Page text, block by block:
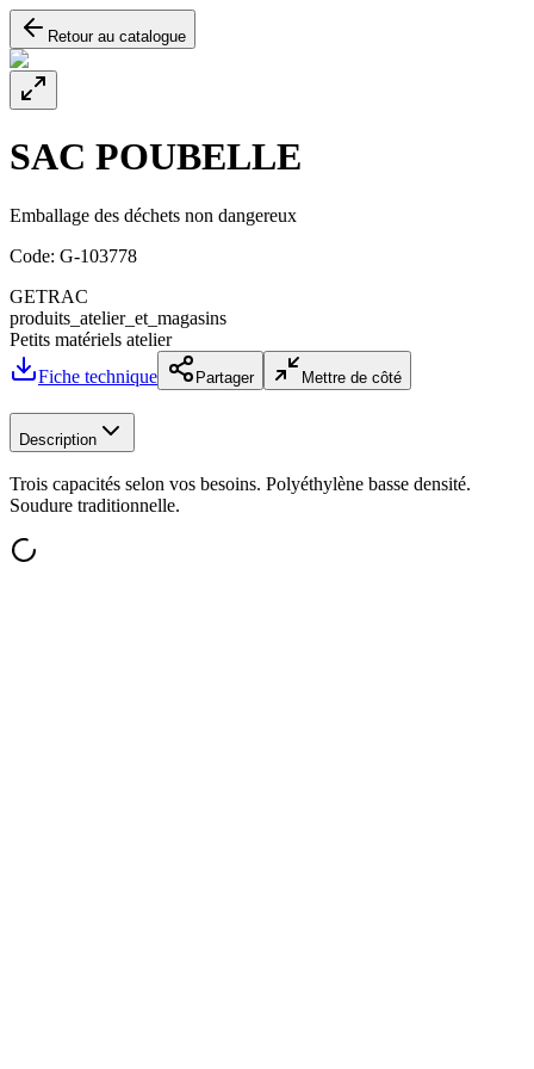
Retour au catalogue
SAC POUBELLE
Emballage des déchets non dangereux
Code: G-103778
GETRAC
produits_atelier_et_magasins
Petits matériels atelier
Fiche technique
Partager Mettre de côté
Description
Trois capacités selon vos besoins. Polyéthylène basse densité.
Soudure traditionnelle.